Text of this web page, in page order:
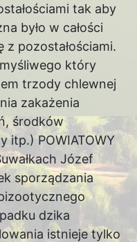
tak aby
było w całości
pozostałościami.
który
trzody chlewnej
zakażenia
środków
itp.) POWIATOWY
Józef
sporządzania
dzika
istnieje tylko